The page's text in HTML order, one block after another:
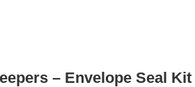
– Envelope Seal Kit